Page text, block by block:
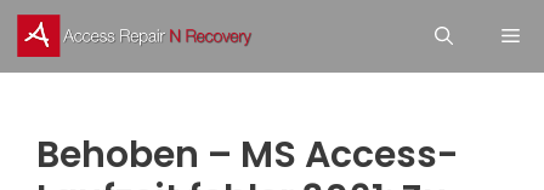
Skip
to
Behoben – MS Access-